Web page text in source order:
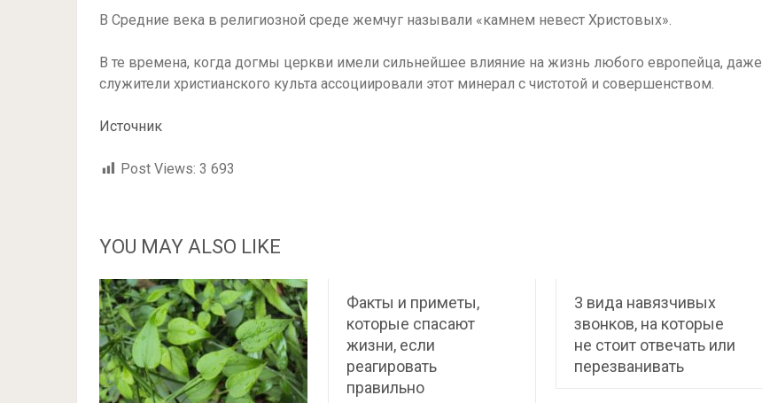
В Средние века в религиозной среде жемчуг называли «камнем невест Христовых».
В те времена, когда догмы церкви имели сильнейшее влияние на жизнь любого европейца, даже
служители христианского культа ассоциировали этот минерал с чистотой и совершенством.
Источник
Post Views: 3 693
YOU MAY ALSO LIKE
Факты и приметы,
которые спасают
жизни, если
реагировать
правильно
3 вида навязчивых
звонков, на которые
не стоит отвечать или
перезванивать